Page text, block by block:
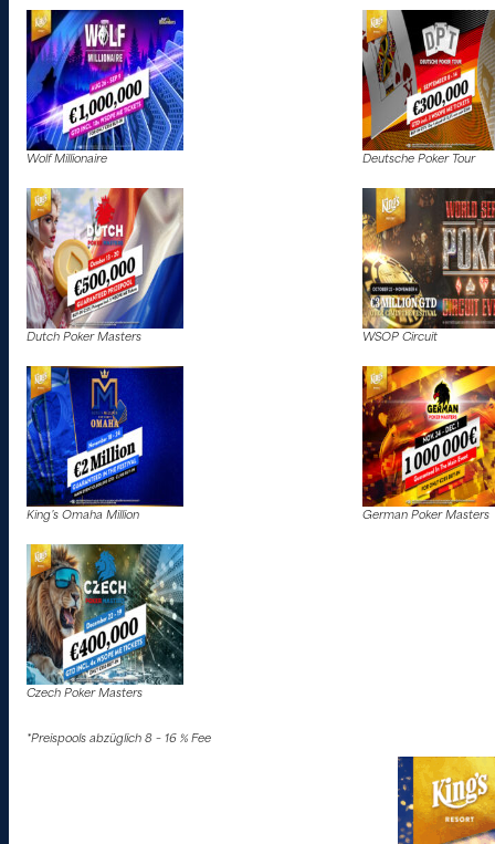
Wolf Millionaire Deutsche Poker Tour
Dutch Poker Masters WSOP Circuit
King’s Omaha Million German Poker Masters
Czech Poker Masters
*Preispools abzüglich 8 – 16 % Fee